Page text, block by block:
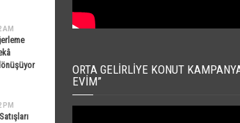
AM
PM
ORTA GELIRLIYE KONUT
EVIM”